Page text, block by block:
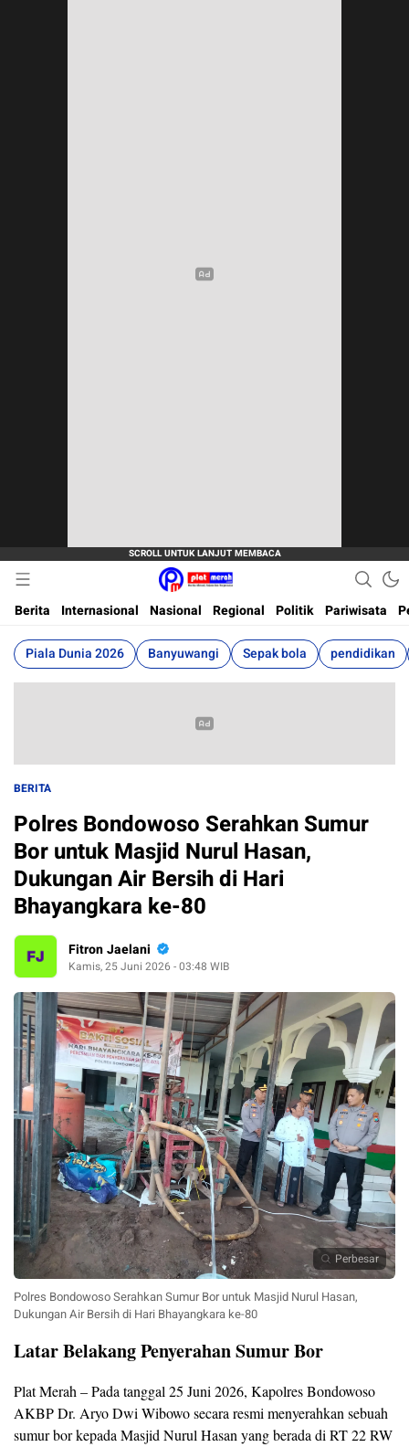
Plat Merah
Berita Terkini, Akurat, Terpercaya Dan Cepat
Berita
Internasional Nasional Regional Politik Pariwisata
Piala Dunia 2026 Banyuwangi Sepak bola pendidikan
BERITA
Polres Bondowoso Serahkan Sumur
Bor untuk Masjid Nurul Hasan,
Dukungan Air Bersih di Hari
Bhayangkara ke-80
Fitron Jaelani
Kamis, 25 Juni 2026 - 03:48 WIB
Perbesar
Polres Bondowoso Serahkan Sumur Bor untuk Masjid Nurul Hasan,
Dukungan Air Bersih di Hari Bhayangkara ke-80
Latar Belakang Penyerahan Sumur Bor
Plat Merah – Pada tanggal 25 Juni 2026, Kapolres Bondowoso
AKBP Dr. Aryo Dwi Wibowo secara resmi menyerahkan sebuah
sumur bor kepada Masjid Nurul Hasan yang berada di RT 22 RW